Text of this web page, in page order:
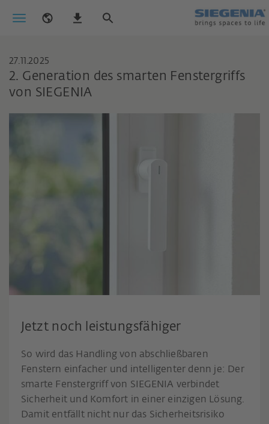
27.11.2025
2. Generation des smarten Fenstergriffs
von SIEGENIA
Jetzt noch leistungsfähiger
So wird das Handling von abschließbaren
Fenstern einfacher und intelligenter denn je: Der
smarte Fenstergriff von SIEGENIA verbindet
Sicherheit und Komfort in einer einzigen Lösung.
Damit entfällt nicht nur das Sicherheitsrisiko